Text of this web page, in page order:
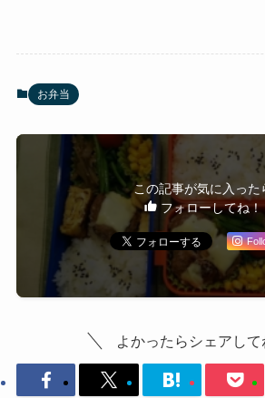
お弁当
この記事が気に入った
フォローしてね！
よかったらシェアして